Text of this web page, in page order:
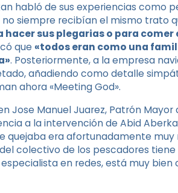
habló de sus experiencias como
siempre recibían el mismo trato
sus plegarias o para comer
que «todos eran como una
. Posteriormente, a la empresa
añadiendo como detalle
ahora «Meeting God».
Jose Manuel Juarez, Patrón
a la intervención de Abid
quejaba era afortunadamente
colectivo de los pescadores
en redes, está muy